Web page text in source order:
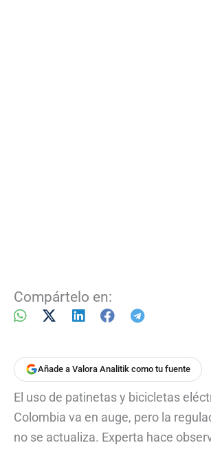
Compártelo en:
Añade a Valora Analitik como tu fuente
El uso de patinetas y bicicletas
Colombia va en auge, pero la
no se actualiza. Experta hace